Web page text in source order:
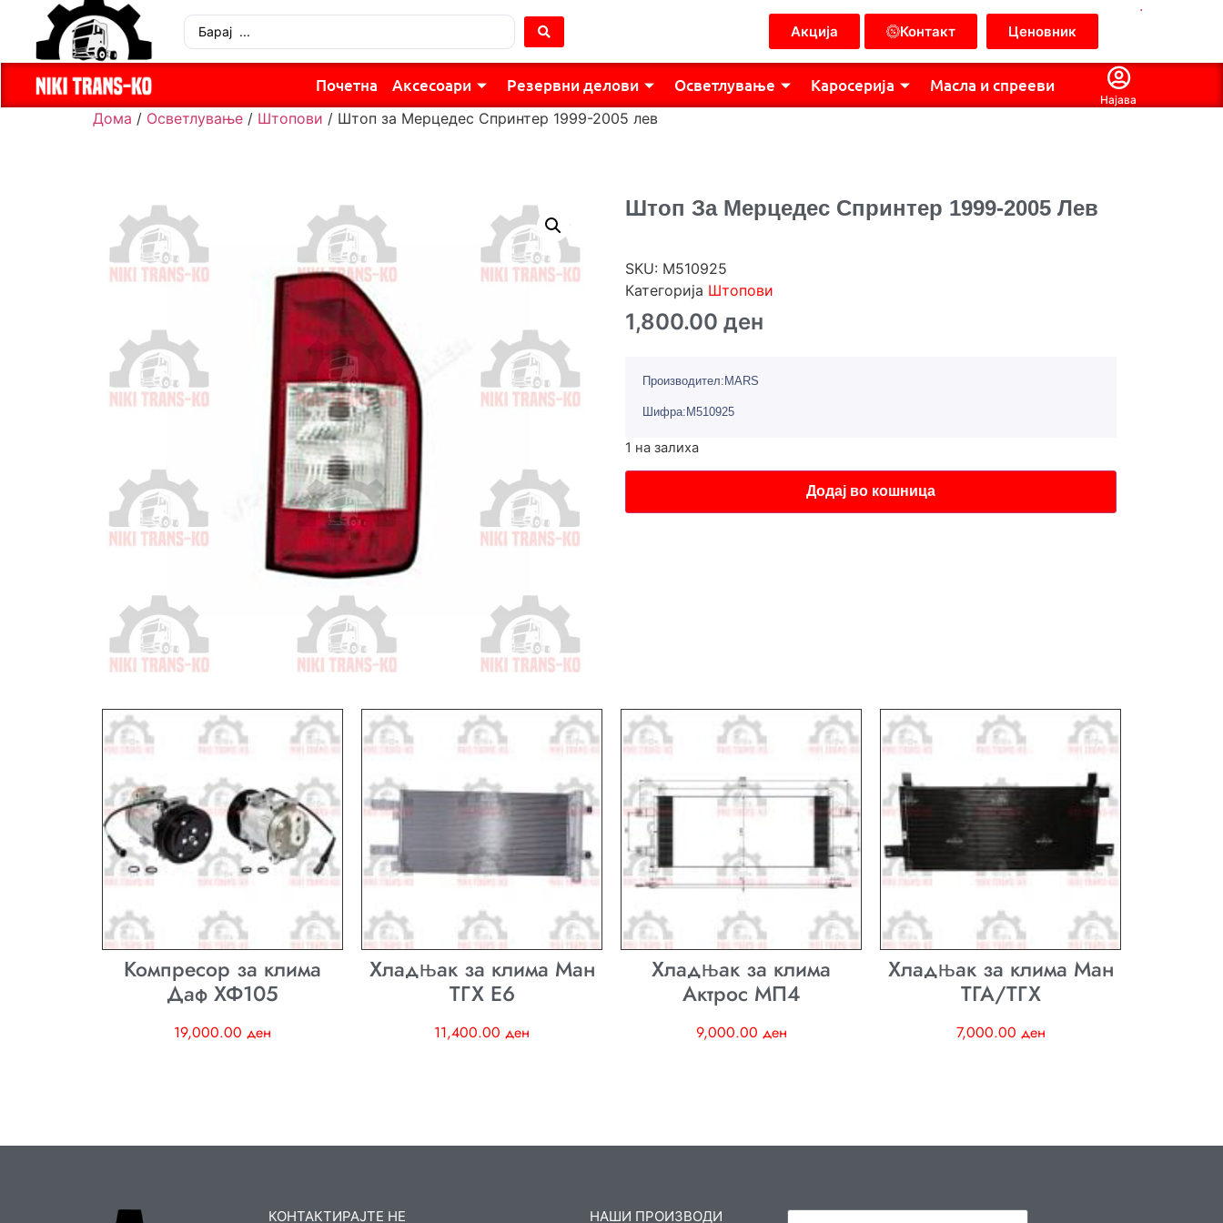
Акција Контакт Ценовник
.
Почетна Аксесоари Резервни делови Осветлување Каросерија Масла и спрееви
Најава
Дома / Осветлување / Штопови / Штоп за Мерцедес Спринтер 1999-2005 лев
Штоп За Мерцедес Спринтер 1999-2005 Лев
SKU: M510925
Категорија Штопови
1,800.00 ден
Производител:MARS
Шифра:M510925
1 на залиха
Додај во кошница
Компресор за клима
Даф ХФ105
19,000.00 ден
Хладњак за клима Ман
ТГХ E6
11,400.00 ден
Хладњак за клима
Актрос МП4
9,000.00 ден
Хладњак за клима Ман
ТГА/ТГХ
7,000.00 ден
КОНТАКТИРАЈТЕ НЕ НАШИ ПРОИЗВОДИ